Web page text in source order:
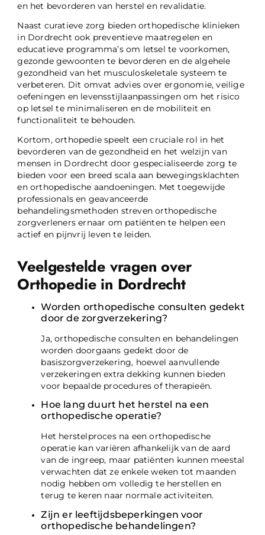
en het bevorderen van herstel en revalidatie.
Naast curatieve zorg bieden orthopedische klinieken
in Dordrecht ook preventieve maatregelen en
educatieve programma’s om letsel te voorkomen,
gezonde gewoonten te bevorderen en de algehele
gezondheid van het musculoskeletale systeem te
verbeteren. Dit omvat advies over ergonomie, veilige
oefeningen en levensstijlaanpassingen om het risico
op letsel te minimaliseren en de mobiliteit en
functionaliteit te behouden.
Kortom, orthopedie speelt een cruciale rol in het
bevorderen van de gezondheid en het welzijn van
mensen in Dordrecht door gespecialiseerde zorg te
bieden voor een breed scala aan bewegingsklachten
en orthopedische aandoeningen. Met toegewijde
professionals en geavanceerde
behandelingsmethoden streven orthopedische
zorgverleners ernaar om patiënten te helpen een
actief en pijnvrij leven te leiden.
Veelgestelde vragen over
Orthopedie in Dordrecht
Worden orthopedische consulten gedekt
door de zorgverzekering?
Ja, orthopedische consulten en behandelingen
worden doorgaans gedekt door de
basiszorgverzekering, hoewel aanvullende
verzekeringen extra dekking kunnen bieden
voor bepaalde procedures of therapieën.
Hoe lang duurt het herstel na een
orthopedische operatie?
Het herstelproces na een orthopedische
operatie kan variëren afhankelijk van de aard
van de ingreep, maar patiënten kunnen meestal
verwachten dat ze enkele weken tot maanden
nodig hebben om volledig te herstellen en
terug te keren naar normale activiteiten.
Zijn er leeftijdsbeperkingen voor
orthopedische behandelingen?